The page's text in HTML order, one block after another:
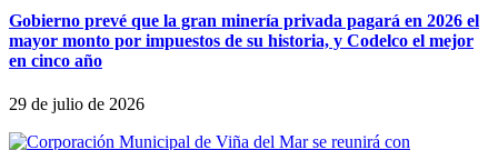
Gobierno prevé que la gran mine­ría pri­vada pagará en 2026 el
mayor monto por impues­tos de su his­to­ria, y Codelco el mejor
en cinco año
29 de julio de 2026